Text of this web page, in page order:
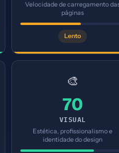
Velocidade de carregamento
páginas
Lento
🎨
70
VISUAL
Estética, profissionalismo e
identidade do design